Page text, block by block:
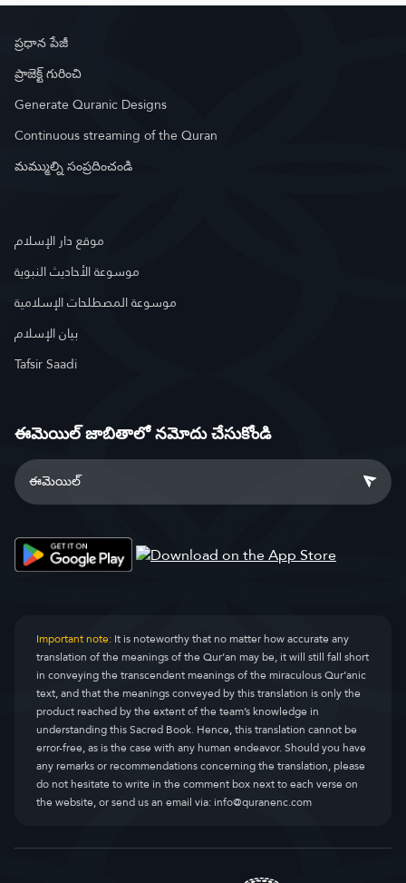
ప్రధాన పేజీ
ప్రాజెక్ట్ గురించి
Generate Quranic Designs
Continuous streaming of the Quran
మమ్ముల్ని సంప్రదించండి
موقع دار الإسلام
موسوعة الأحاديث النبوية
موسوعة المصطلحات الإسلامية
بيان الإسلام
Tafsir Saadi
ఈమెయిల్ జాబితాలో నమోదు చేసుకోండి
Important note:It is noteworthy that no matter how accurate any
translation of the meanings of the Qur’an may be, it will still fall short
in conveying the transcendent meanings of the miraculous Qur’anic
text, and that the meanings conveyed by this translation is only the
product reached by the extent of the team’s knowledge in
understanding this Sacred Book. Hence, this translation cannot be
error-free, as is the case with any human endeavor. Should you have
any remarks or recommendations concerning the translation, please
do not hesitate to write in the comment box next to each verse on
the website, or send us an email via:info@quranenc.com